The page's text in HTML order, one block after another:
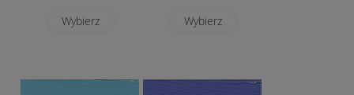
Wybierz Wybierz